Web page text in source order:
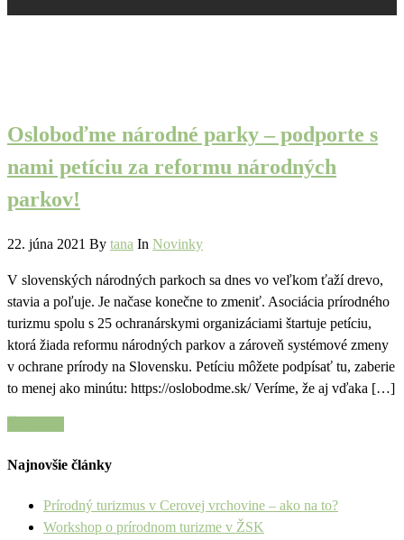
Osloboďme národné parky – podporte s
nami petíciu za reformu národných
parkov!
22. júna 2021 By tana In Novinky
V slovenských národných parkoch sa dnes vo veľkom ťaží drevo,
stavia a poľuje. Je načase konečne to zmeniť. Asociácia prírodného
turizmu spolu s 25 ochranárskymi organizáciami štartuje petíciu,
ktorá žiada reformu národných parkov a zároveň systémové zmeny
v ochrane prírody na Slovensku. Petíciu môžete podpísať tu, zaberie
to menej ako minútu: https://oslobodme.sk/ Veríme, že aj vďaka […]
Najnovšie články
Prírodný turizmus v Cerovej vrchovine – ako na to?
Workshop o prírodnom turizme v ŽSK